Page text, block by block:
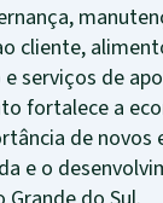
cliente,
serviços de
fortalece a
de novos
e o